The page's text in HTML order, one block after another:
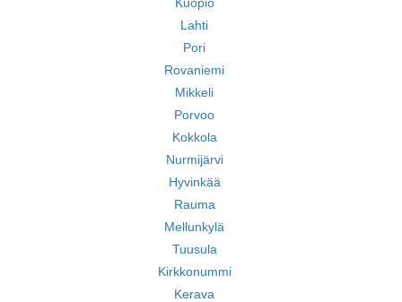
Lahti
Pori
Rovaniemi
Mikkeli
Porvoo
Kokkola
Nurmijärvi
Hyvinkää
Rauma
Mellunkylä
Tuusula
Kirkkonummi
Kerava